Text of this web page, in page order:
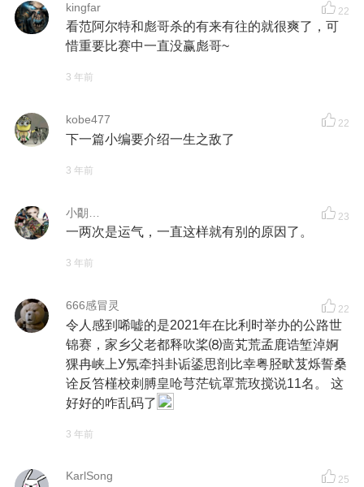
kingfar 22
看范阿尔特和彪哥杀的有来有往的就很爽了，可
惜重要比赛中一直没赢彪哥~
3 年前
kobe477 22
下一篇小编要介绍一生之敌了
3 年前
小朙… 23
一两次是运气，一直这样就有别的原因了。
3 年前
666感冒灵 22
令人感到唏嘘的是2021年在比利时举办的公路世
锦赛，家乡父老都释吹桨⑻啬芄荒孟鹿诰堑淖婀
猓冉峡上У氖牵抖卦诟鋈思剖比幸粤胫畎芨烁誓桑
诠反笞槿校刺膊皇呛芎茫钪罩荒玫搅说11名。 这
好好的咋乱码了
3 年前
KarlSong 25